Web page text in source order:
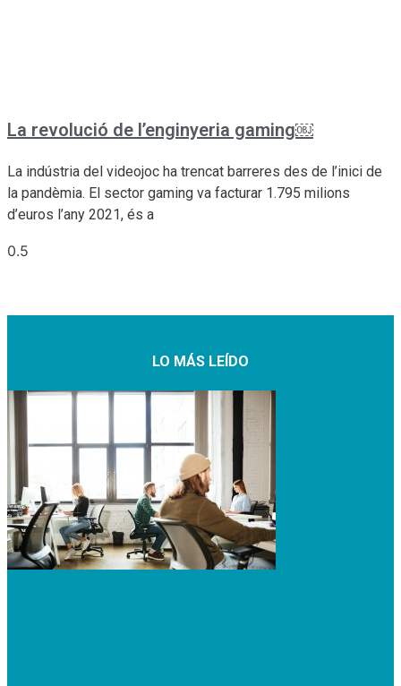
La revolució de l’enginyeria gaming￼
La indústria del videojoc ha trencat barreres des de l’inici de
la pandèmia. El sector gaming va facturar 1.795 milions
d’euros l’any 2021, és a
LO MÁS LEÍDO